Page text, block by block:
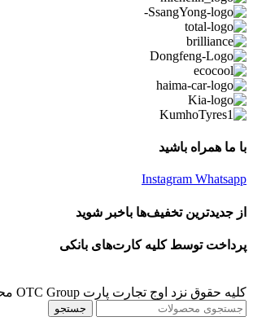
با ما همراه باشید
Instagram Whatsapp
از جدیدترین تخفیف‌ها باخبر شوید
پرداخت توسط کلیه کارت‌های بانکی
کلیه حقوق نزد اوج تجارت پارت OTC Group محفوظ است.
جستجو